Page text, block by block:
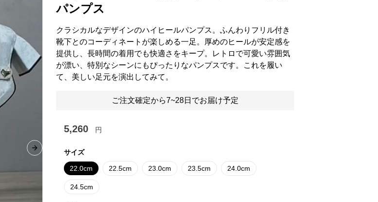
Next slide
パンプス
クラシカルなデザインのハイヒールパンプス。ふんわりフリル付き
靴下とのコーディネートが楽しめる一足。厚めのヒールが安定感を
提供し、長時間の着用でも快適さをキープ。レトロで可愛い雰囲気
が漂い、特別なシーンにもぴったりなパンプスです。これを履い
て、美しい足元を演出してみて。
ご注文確定から7~28日でお届け予定
5,260 円
サイズ
22.0cm 22.5cm 23.0cm 23.5cm 24.0cm
24.5cm